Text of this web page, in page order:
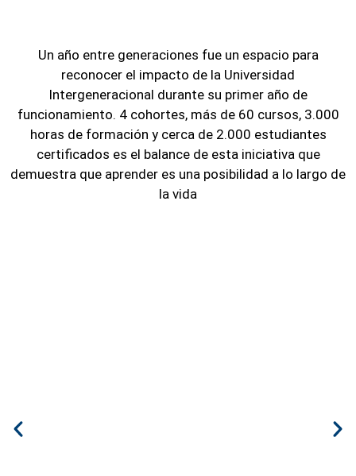
Un año entre generaciones fue un espacio para
reconocer el impacto de la Universidad
Intergeneracional durante su primer año de
funcionamiento. 4 cohortes, más de 60 cursos, 3.000
horas de formación y cerca de 2.000 estudiantes
certificados es el balance de esta iniciativa que
demuestra que aprender es una posibilidad a lo largo de
la vida